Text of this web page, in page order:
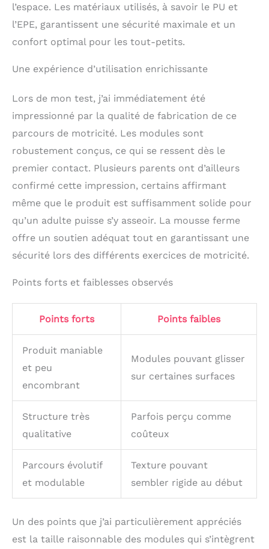
ne nuit pas à la peau
délicate des bébés,
vous permettant de
laisser vos enfants
tranquillité. Confort et
Grâce au remplissage
en EPE doux et
parcours motricité bébé
offre un confort optimal
aux bébés. Ils peuvent
grimper, ramper,
s'asseoir ou s'allonger
dessus librement, sans
de construction
mousse pour enfant
sont conçus pour
physique des petits.
Polyvalence et
adaptabilité : Ce module
motricité bébé, avec ses
polyvalent. Il convient
parfaitement à divers
chambre de bébé, école
maternelle ou centre
d'éducation précoce.
Entretien facile et
durabilité : La surface
de notre parcours
motricité bébé est
résistante aux rayures
simple chiffon humide
suffit à le rendre propre
en un rien de temps,
l’espace. Les matériaux utilisés, à savoir le PU et
l’EPE, garantissent une sécurité maximale et un
confort optimal pour les tout-petits.
Une expérience d’utilisation enrichissante
Lors de mon test, j’ai immédiatement été
impressionné par la qualité de fabrication de ce
parcours de motricité. Les modules sont
robustement conçus, ce qui se ressent dès le
premier contact. Plusieurs parents ont d’ailleurs
confirmé cette impression, certains affirmant
même que le produit est suffisamment solide pour
qu’un adulte puisse s’y asseoir. La mousse ferme
offre un soutien adéquat tout en garantissant une
sécurité lors des différents exercices de motricité.
Points forts et faiblesses observés
Points forts Points faibles
Produit maniable
et peu
encombrant
Modules pouvant glisser
sur certaines surfaces
Structure très
qualitative
Parfois perçu comme
coûteux
Parcours évolutif
et modulable
Texture pouvant
sembler rigide au début
Un des points que j’ai particulièrement appréciés
est la taille raisonnable des modules qui s’intègrent